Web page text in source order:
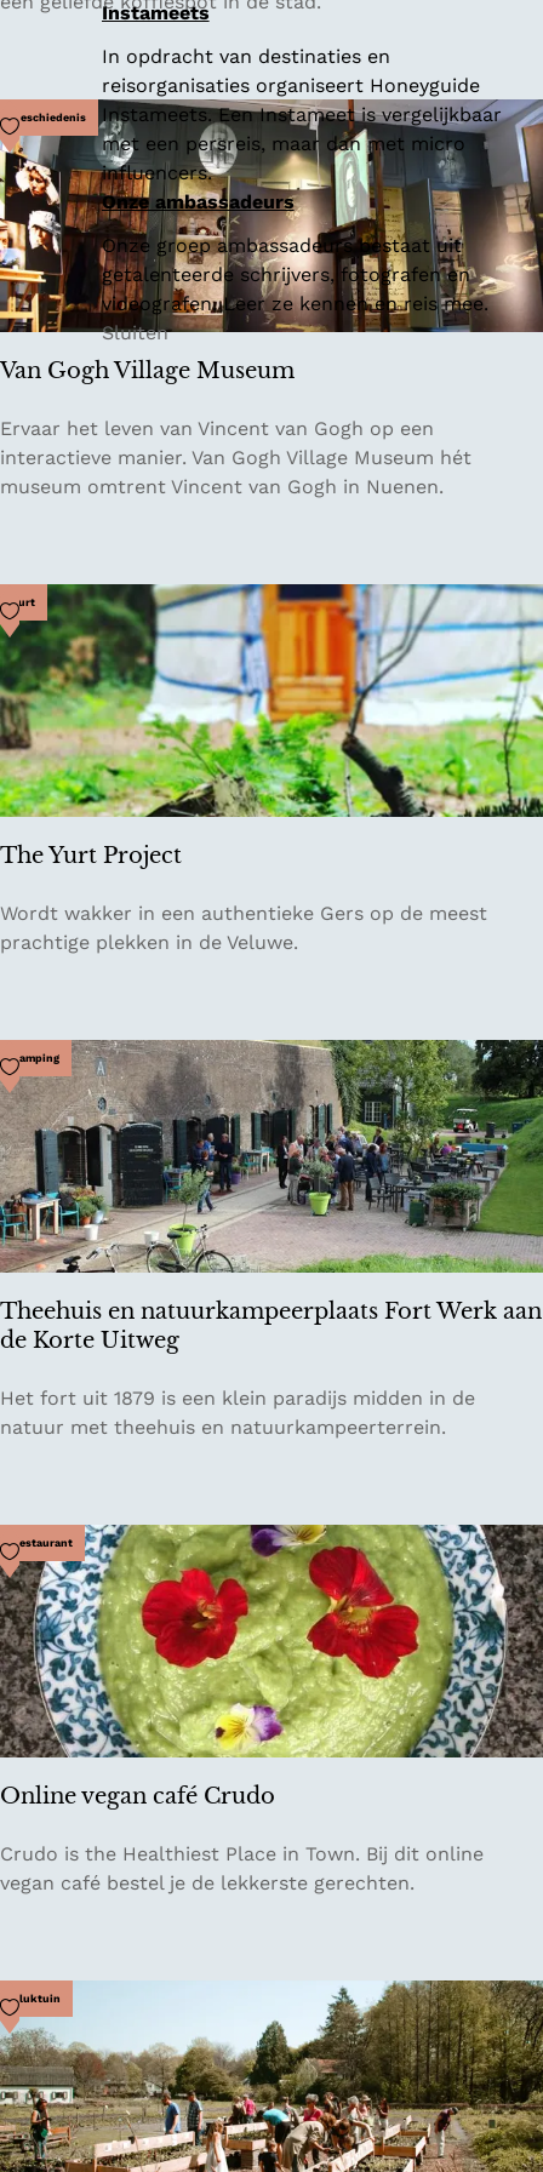
Instameets
In opdracht van destinaties en
reisorganisaties organiseert Honeyguide
Instameets. Een Instameet is vergelijkbaar
met een persreis, maar dan met micro
influencers.
Onze ambassadeurs
Onze groep ambassadeurs bestaat uit
getalenteerde schrijvers, fotografen en
videografen. Leer ze kennen en reis mee.
Sluiten
r
a
n
d
e
r
j
t
l
e
a
s
t
e
r
y
Van Gogh Village Museum
V
a
n
h
V
i
l
l
a
g
e
u
e
u
Geschiedenis
Voeg toe als favoriet
Ervaar het leven van Vincent van Gogh op een
interactieve manier. Van Gogh Village Museum hét
museum omtrent Vincent van Gogh in Nuenen.
The Yurt Project
T
h
r
t
P
r
o
j
e
c
Yurt
Voeg toe als favoriet
Wordt wakker in een authentieke Gers op de meest
prachtige plekken in de Veluwe.
Theehuis en natuurkampeerplaats Fort Werk aan
de Korte Uitweg
T
h
u
i
s
e
n
n
a
t
u
k
a
e
e
r
p
l
a
a
Camping
Voeg toe als favoriet
Het fort uit 1879 is een klein paradijs midden in de
natuur met theehuis en natuurkampeerterrein.
Online vegan café Crudo
O
n
e
v
e
g
a
n
Restaurant
Voeg toe als favoriet
Crudo is the Healthiest Place in Town. Bij dit online
vegan café bestel je de lekkerste gerechten.
Pluktuin
Voeg toe als favoriet